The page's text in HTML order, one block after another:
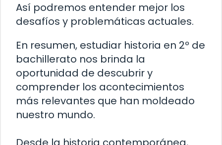
Así podremos entender mejor los
desafíos y problemáticas actuales.
En resumen, estudiar historia en 2º de
bachillerato nos brinda la
oportunidad de descubrir y
comprender los acontecimientos
más relevantes que han moldeado
nuestro mundo.